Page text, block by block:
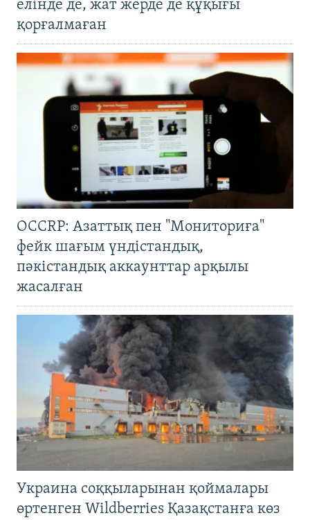
елінде де, жат жерде де құқығы
қорғалмаған
OCCRP: Азаттық пен "Мониториға"
фейк шағым үндістандық,
пәкістандық аккаунттар арқылы
жасалған
Украина соққыларынан қоймалары
өртенген Wildberries Қазақстанға көз